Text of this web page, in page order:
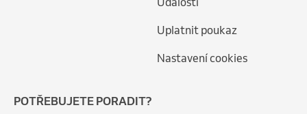
Uplatnit poukaz
Nastavení cookies
POTŘEBUJETE PORADIT?